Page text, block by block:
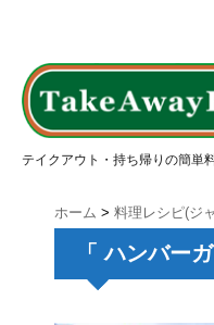
テイクアウト・持ち帰りの簡単
ホーム > 料理レシピ(ジ
「 ハンバー